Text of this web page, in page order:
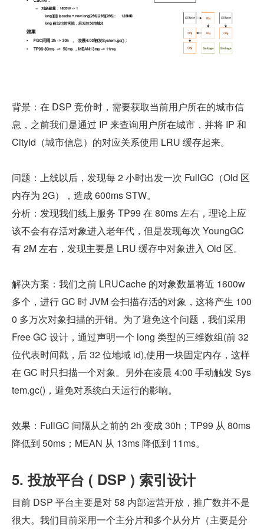
背景：在 DSP 竞价时，需要获取当前用户所在的城市信
息，之前我们是通过 IP 来查询用户所在城市，并将 IP 和
CityId（城市信息）的对应关系使用 LRU 缓存起来。
问题：上线以后，发现每 2 小时出发一次 FullGC（Old 区
内存为 2G），造成 600ms STW。
分析：发现我们线上服务 TP99 在 80ms 左右，理论上应
该不会有存活对象进入老年代，但是发现每次 YoungGC
有 2M 左右，发现主要是 LRU 缓存中对象进入 Old 区。
解决方案：我们之前 LRUCache 的对象数量将近 1600w
多个，进行 GC 时 JVM 会扫描存活的对象，这将产生 100
0 多万次对象扫描的开销。为了避免这个问题，我们采用
Free GC 设计，通过声明一个 long 类型的三维数组(前 32
位代表时间戳，后 32 位地域 id),使用一块固定内存，这样
在 GC 时只扫描一个对象。另外在凌晨 4:00 手动触发 Sys
tem.gc()，避免对系统白天运行的影响。
效果：FullGC 间隔从之前的 2h 变成 30h；TP99 从 80ms
降低到 50ms；MEAN 从 13ms 降低到 11ms。
5. 投放平台 ( DSP ) 索引设计
目前 DSP 平台主要是对 58 内部运营开放，推广数并不是
很大。我们目前采用一个主分片和多个从分片（主要是分